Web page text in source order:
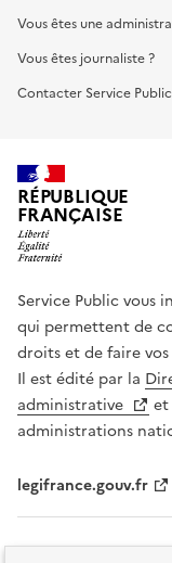
Vous êtes une
Vous êtes journaliste ?
Contacter Service Public
RÉPUBLIQUE
FRANÇAISE
Service Public vous
qui permettent de
droits et de faire
Il est édité par la
administrative
et
administrations
legifrance.gouv.fr